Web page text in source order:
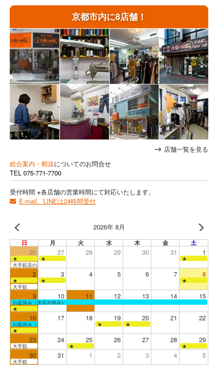
京都市内に8店舗！
店舗一覧を見る
総合案内・郵送についてのお問合せ
TEL 075-771-7700
受付時間 ※各店舗の営業時間にて対応いたします。
E-mail、LINEは24時間受付
2026年 8月
日 月 火 水 木 金 土
26 27 28 29 30 31 1
★ ★
★
大手筋店のみ営業
2 3 4 5 6 7 8
★ ★
★
大手筋
9 10 11 12 13 14 15
お盆休み（全店お休み）
★
16 17 18 19 20 21 22
お盆休み（全店お休み） ★
★
★
23 24 25 26 27 28 29
大手筋 ★ ★
30 31 1 2 3 4 5
大手筋